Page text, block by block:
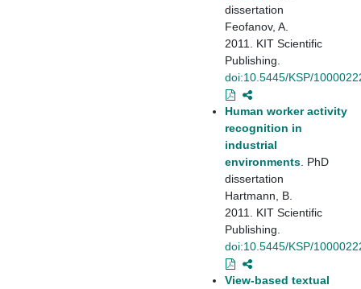
dissertation
Feofanov, A.
2011. KIT Scientific
Publishing.
doi:10.5445/KSP/
Human worker activity
recognition in
industrial
environments . PhD
dissertation
Hartmann, B.
2011. KIT Scientific
Publishing.
doi:10.5445/KSP/
View-based textual